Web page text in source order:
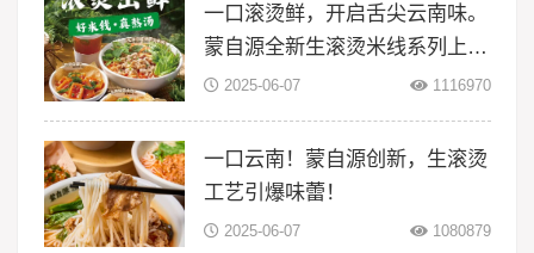
一口滚烫鲜，开启舌尖云南味。
蒙自源全新生滚烫米线系列上
线！2025-06-07 1116970
一口云南！蒙自源创新，生滚烫
工艺引爆味蕾！
2025-06-07 1080879